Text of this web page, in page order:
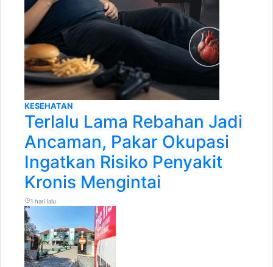
KESEHATAN
Terlalu Lama Rebahan Jadi
Ancaman, Pakar Okupasi
Ingatkan Risiko Penyakit
Kronis Mengintai
1 hari lalu